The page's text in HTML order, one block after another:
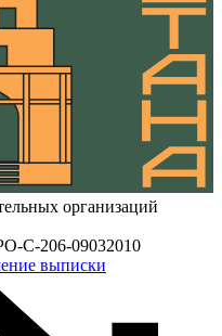
организаций
С-206-09032010
выписки